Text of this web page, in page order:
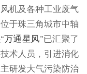
机及各种工业废气
于珠三角城市中轴
万通星风”已汇聚了
术人员，引进消化
研发大气污染防治